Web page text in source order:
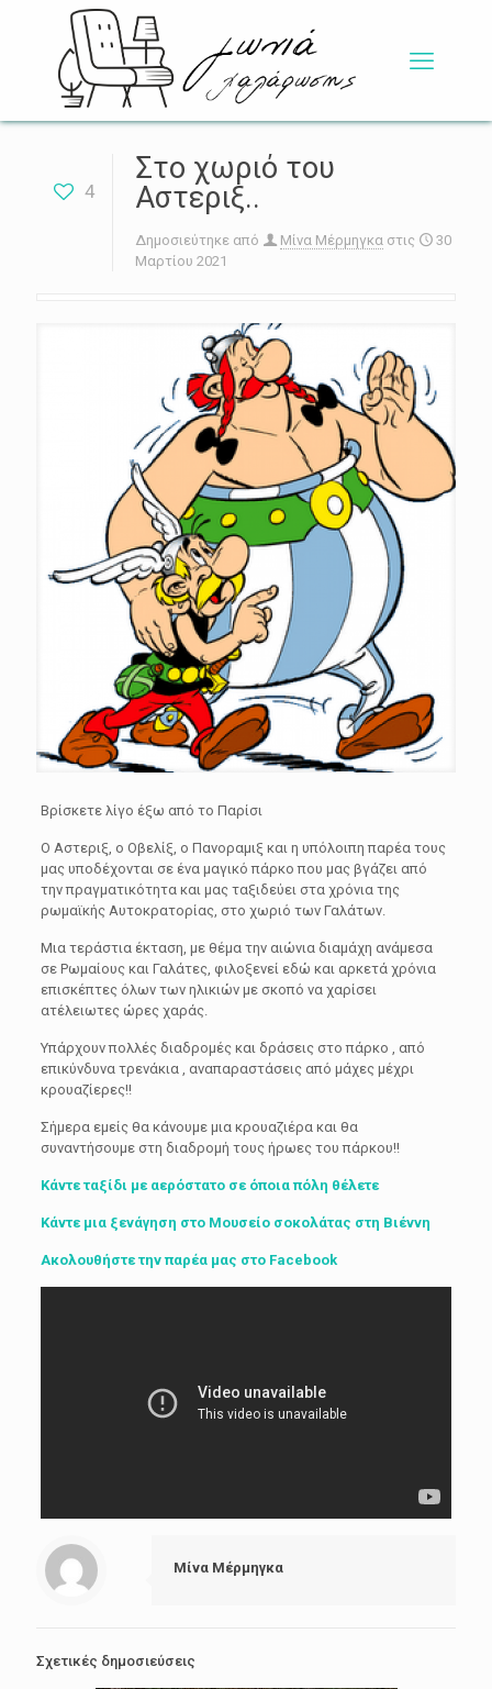
4
Στο χωριό του
Αστεριξ..
Δημοσιεύτηκε από Μίνα Μέρμηγκα στις
30
Μαρτίου 2021
Βρίσκετε λίγο έξω από το Παρίσι
Ο Αστεριξ, ο Οβελίξ, ο Πανοραμιξ και η υπόλοιπη παρέα τους
μας υποδέχονται σε ένα μαγικό πάρκο που μας βγάζει από
την πραγματικότητα και μας ταξιδεύει στα χρόνια της
ρωμαϊκής Αυτοκρατορίας, στο χωριό των Γαλάτων.
Μια τεράστια έκταση, με θέμα την αιώνια διαμάχη ανάμεσα
σε Ρωμαίους και Γαλάτες, φιλοξενεί εδώ και αρκετά χρόνια
επισκέπτες όλων των ηλικιών με σκοπό να χαρίσει
ατέλειωτες ώρες χαράς.
Υπάρχουν πολλές διαδρομές και δράσεις στο πάρκο , από
επικύνδυνα τρενάκια , αναπαραστάσεις από μάχες μέχρι
κρουαζίερες!!
Σήμερα εμείς θα κάνουμε μια κρουαζιέρα και θα
συναντήσουμε στη διαδρομή τους ήρωες του πάρκου!!
Κάντε ταξίδι με αερόστατο σε όποια πόλη θέλετε
Κάντε μια ξενάγηση στο Μουσείο σοκολάτας στη Βιέννη
Ακολουθήστε την παρέα μας στο Facebook
Μίνα Μέρμηγκα
Σχετικές δημοσιεύσεις